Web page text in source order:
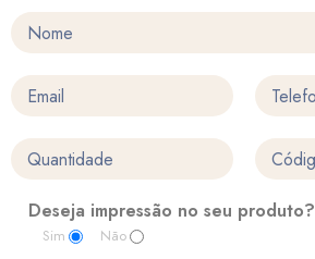
Deseja impressão no seu produto?
Sim
Não